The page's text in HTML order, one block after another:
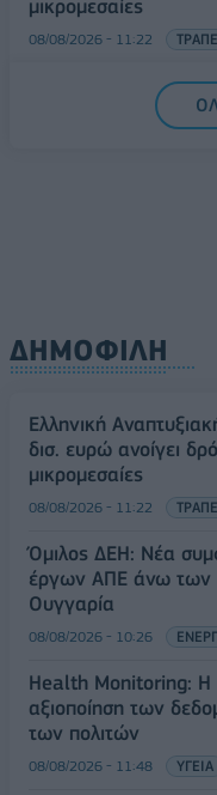
μικρομεσαίες
08/08/2026 - 11:22
5G παντού, 6G στον
Ελλάδα στη μεγάλη
ΔΗΜΟΦΙΛΗ
Ελληνική
δισ. ευρώ ανοίγει
μικρομεσαίες
08/08/2026 - 11:22
Όμιλος ΔΕΗ: Νέα
έργων ΑΠΕ άνω των
Ουγγαρία
08/08/2026 - 10:26
Health Monitoring: Η
αξιοποίηση των
των πολιτών
08/08/2026 - 11:48 ΥΓΕΙΑ